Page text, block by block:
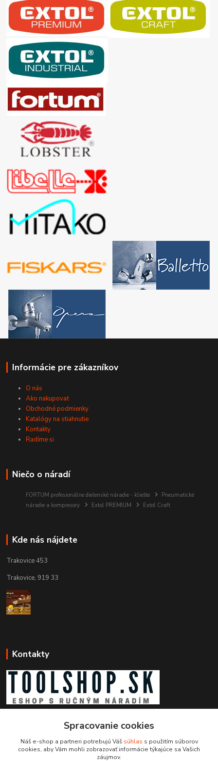
Informácie pre zákazníkov
O nás
Ako nakupovať
Obchodné podmienky
Katalógy na stiahnutie
Kontakty
Radíme si
Niečo o náradí
FORTUM profesionálne dielenské náradie - kliešte
Pneumatické
náradie a kompresory
Extol PREMIUM Extol Craft
Kde nás nájdete
Trakovice 453
Trakovice, 919 33
Kontakty
+421 903 204 273
info@toolshop.sk
Spracovanie cookies
Náš e-shop a partneri potrebujú Váš súhlas s použitím súborov
cookies, aby Vám mohli zobrazovať informácie týkajúce sa Vašich
záujmov.